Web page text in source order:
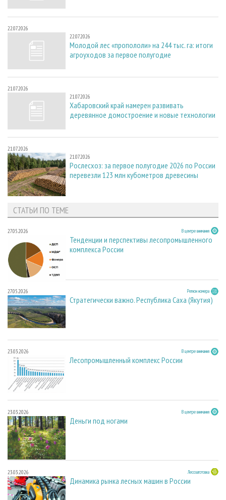
22.07.2026
22.07.2026
Молодой лес «пропололи» на 244 тыс. га: итоги
агроуходов за первое полугодие
21.07.2026
21.07.2026
Хабаровский край намерен развивать
деревянное домостроение и новые технологии
21.07.2026
21.07.2026
Рослесхоз: за первое полугодие 2026 по России
перевезли 123 млн кубометров древесины
СТАТЬИ ПО ТЕМЕ
27.05.2026 В центре внимания
Тенденции и перспективы лесопромышленного
комплекса России
27.05.2026 Регион номера
Стратегически важно. Республика Саха (Якутия)
23.03.2026 В центре внимания
Лесопромышленный комплекс России
23.03.2026 В центре внимания
Деньги под ногами
23.03.2026 Лесозаготовка
Динамика рынка лесных машин в России